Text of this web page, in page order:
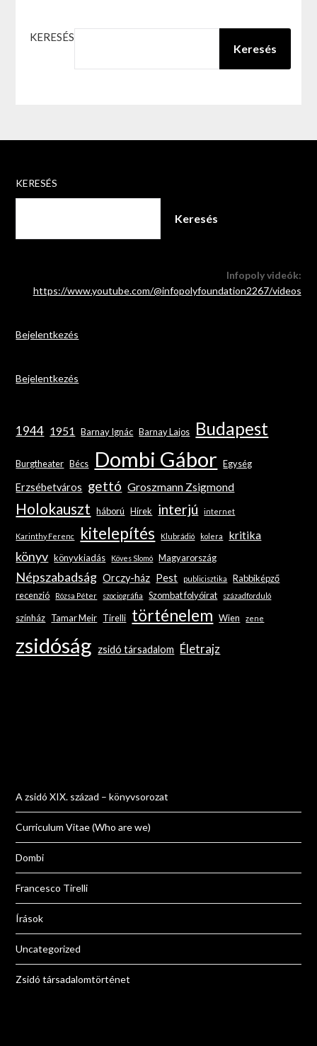
KERESÉS
Keresés
KERESÉS
Keresés
Infopoly videók:
https://www.youtube.com/@infopolyfoundation2267/videos
Bejelentkezés
Bejelentkezés
1944 1951 Barnay Ignác Barnay Lajos Budapest
Burgtheater Bécs Dombi Gábor Egység
Erzsébetváros gettó Groszmann Zsigmond
Holokauszt háború Hírek interjú internet
Karinthy Ferenc kitelepítés Klubrádió kolera kritika
könyv könyvkiadás Köves Slomó Magyarország
Népszabadság Orczy-ház Pest publicisztika
Rabbiképző
recenzió
Rózsa Péter szociográfia Szombat folyóirat századforduló
színház Tamar Meir Tirelli történelem Wien zene
zsidóság zsidó társadalom Életrajz
A zsidó XIX. század – könyvsorozat
Curriculum Vitae (Who are we)
Dombi
Francesco Tirelli
Írások
Uncategorized
Zsidó társadalomtörténet